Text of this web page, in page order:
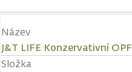
Název
J&T LIFE Konzervativní OPF
Složka